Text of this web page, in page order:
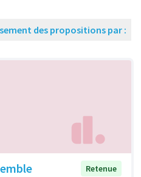
des propositions par :
Retenue